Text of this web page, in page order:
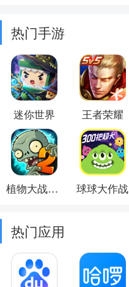
热门手游
迷你世界 王者荣耀
植物大战僵尸2 球球大作战
热门应用